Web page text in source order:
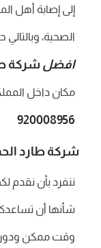
إلى إصابة أهل
الصحية،
افضل شركة
مكان داخل
920008956
شركة طارد
ننفرد بأن نقدم
شأنها أن
وقت ممكن ودون